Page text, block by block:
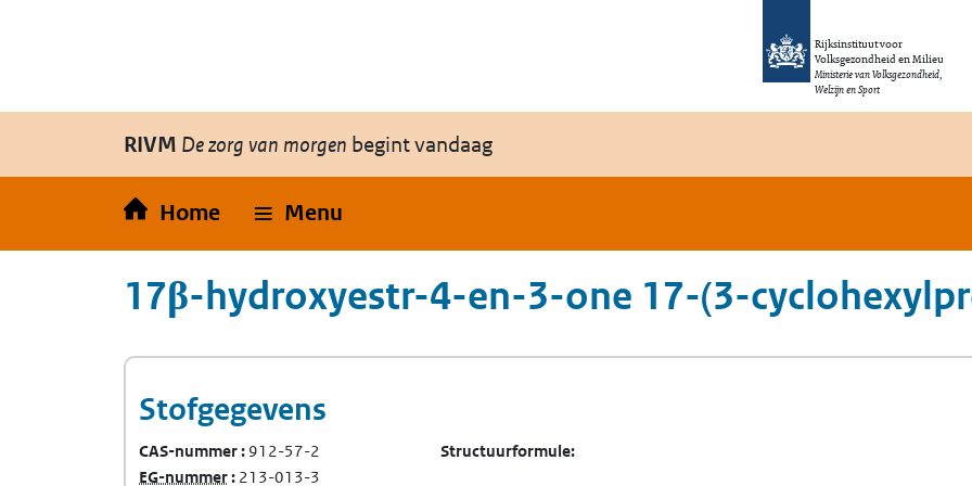
Rijksinstituut voor
Volksgezondheid en Milieu
Ministerie van Volksgezondheid,
Welzijn en Sport
RIVM De zorg van morgen begint vandaag
Home Menu
17β-hydroxyestr-4-en-3-one 17-(3-
Stofgegevens
CAS-nummer 912-57-2
EG-nummer(Europees Gemeenschap-nummer)
213-013-3
Structuurformule